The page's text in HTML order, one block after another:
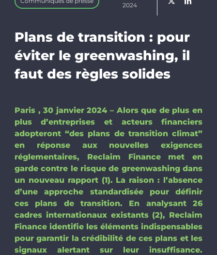
2024
Plans de transition : pour
éviter le greenwashing, il
faut des règles solides
Paris , 30 janvier 2024 – Alors que de plus en
plus d’entreprises et acteurs financiers
adopteront “des plans de transition climat”
en réponse aux nouvelles exigences
réglementaires, Reclaim Finance met en
garde contre le risque de greenwashing dans
un nouveau rapport (1). La raison : l’absence
d’une approche standardisée pour définir
ces plans de transition. En analysant 26
cadres internationaux existants (2), Reclaim
Finance identifie les éléments indispensables
pour garantir la crédibilité de ces plans et les
signaux alertant sur leur insuffisance.